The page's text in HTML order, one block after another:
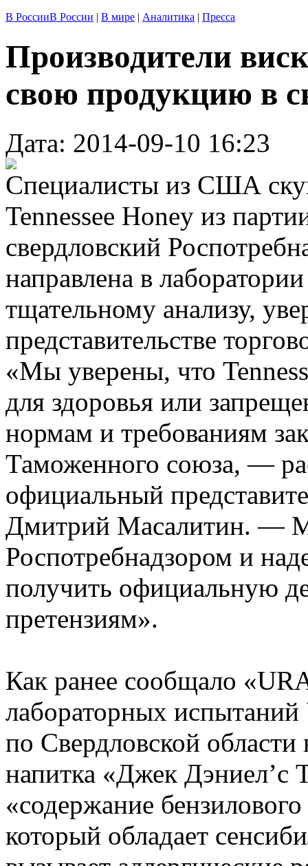
В РоссииВ России | В мире | Аналитика | Пресса
Производители
свою продукцию в
Дата: 2014-09-10 16:23
Специалисты из США
Tennessee Honey из
свердловский
направлена в
тщательному анализу,
представительстве
«Мы уверены, что
для здоровья или
нормам и требованиям
Таможенного союза, —
официальный
Дмитрий Масалитин. —
Роспотребнадзором и
получить официальную
претензиям».
Как ранее сообщало
лабораторных испытаний
по Свердловской области
напитка «Джек Дэниел’с
«содержание
который обладает